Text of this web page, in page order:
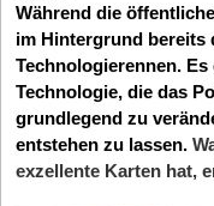
Während die
im Hintergrund bereits
Technologierennen.
Technologie, die das
grundlegend zu
entstehen zu lassen.
exzellente Karten hat,